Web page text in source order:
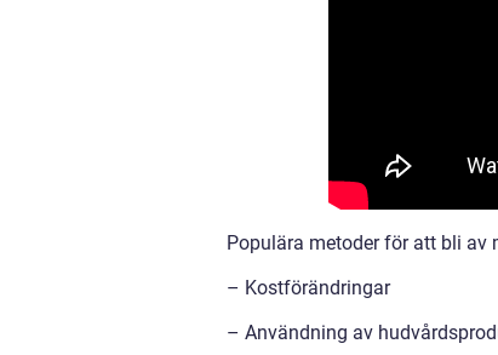
Populära metoder för att bli av
– Kostförändringar
– Användning av